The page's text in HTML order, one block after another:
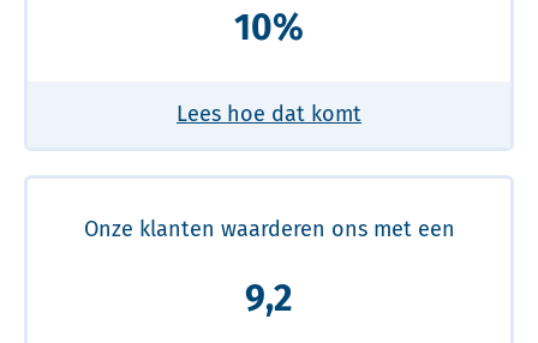
10%
Lees hoe dat komt
Onze klanten waarderen ons met een
9,2